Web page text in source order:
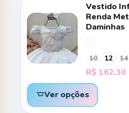
Vestido
Renda
Daminhas
10 12 14
R$ 162,30
Ver opções